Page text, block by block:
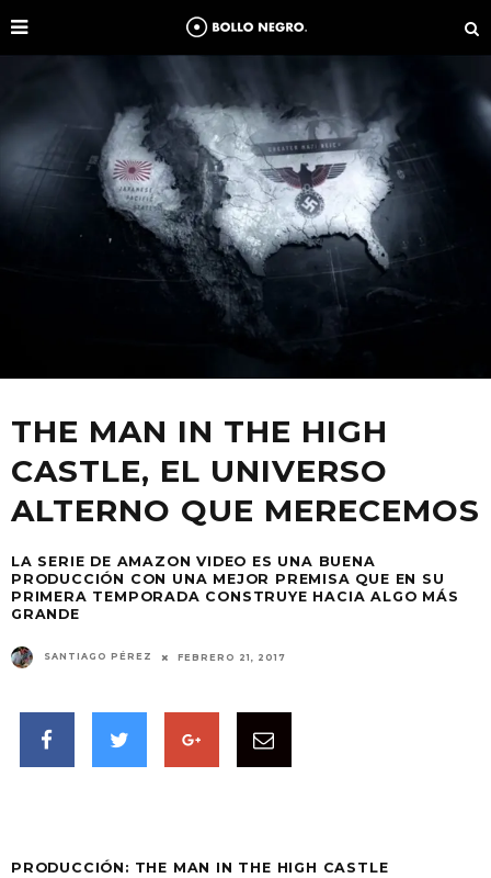
THE MAN IN THE HIGH
CASTLE, EL UNIVERSO
ALTERNO QUE MERECEMOS
LA SERIE DE AMAZON VIDEO ES UNA BUENA
PRODUCCIÓN CON UNA MEJOR PREMISA QUE EN SU
PRIMERA TEMPORADA CONSTRUYE HACIA ALGO MÁS
GRANDE
SANTIAGO PÉREZ FEBRERO 21, 2017
PRODUCCIÓN: THE MAN IN THE HIGH CASTLE